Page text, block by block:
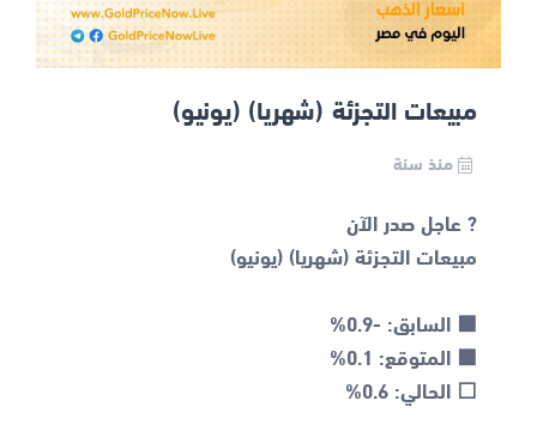
مبيعات التجزئة (شهريا) (يونيو)
منذ سنة